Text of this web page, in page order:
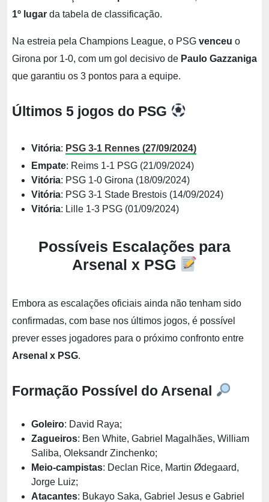
1º lugar da tabela de classificação.
Na estreia pela Champions League, o PSG venceu o
Girona por 1-0, com um gol decisivo de Paulo Gazzaniga
que garantiu os 3 pontos para a equipe.
Últimos 5 jogos do PSG
Vitória: PSG 3-1 Rennes (27/09/2024)
Empate: Reims 1-1 PSG (21/09/2024)
Vitória: PSG 1-0 Girona (18/09/2024)
Vitória: PSG 3-1 Stade Brestois (14/09/2024)
Vitória: Lille 1-3 PSG (01/09/2024)
Possíveis Escalações para
Arsenal x PSG
Embora as escalações oficiais ainda não tenham sido
confirmadas, com base nos últimos jogos, é possível
prever esses jogadores para o próximo confronto entre
Arsenal x PSG.
Formação Possível do Arsenal
Goleiro: David Raya;
Zagueiros: Ben White, Gabriel Magalhães, William
Saliba, Oleksandr Zinchenko;
Meio-campistas: Declan Rice, Martin Ødegaard,
Jorge Luiz;
Atacantes: Bukayo Saka, Gabriel Jesus e Gabriel